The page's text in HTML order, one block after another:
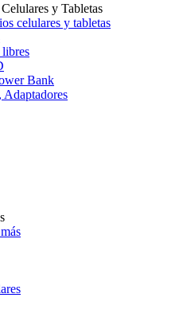
y Tabletas
celulares y tabletas
Bank
Adaptadores